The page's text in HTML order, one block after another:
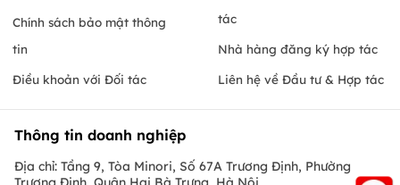
Chính sách bảo mật thông
tin
Điều khoản với Đối tác
tác
Nhà hàng đăng ký hợp tác
Liên hệ về Đầu tư & Hợp tác
Thông tin doanh nghiệp
Địa chỉ: Tầng 9, Tòa Minori, Số 67A Trương Định, Phường